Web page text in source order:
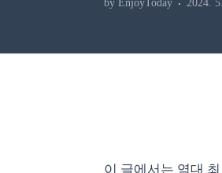
by EnjoyToday 2024.
이 글에서는 역대